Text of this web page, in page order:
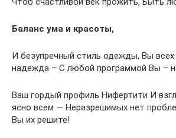
Баланс ума и красоты,
И безупречный стиль одежды, Вы всех
надежда – С любой программой Вы –
Ваш гордый профиль Нифертити И
ясно всем — Неразрешимых нет
Вы их решите!